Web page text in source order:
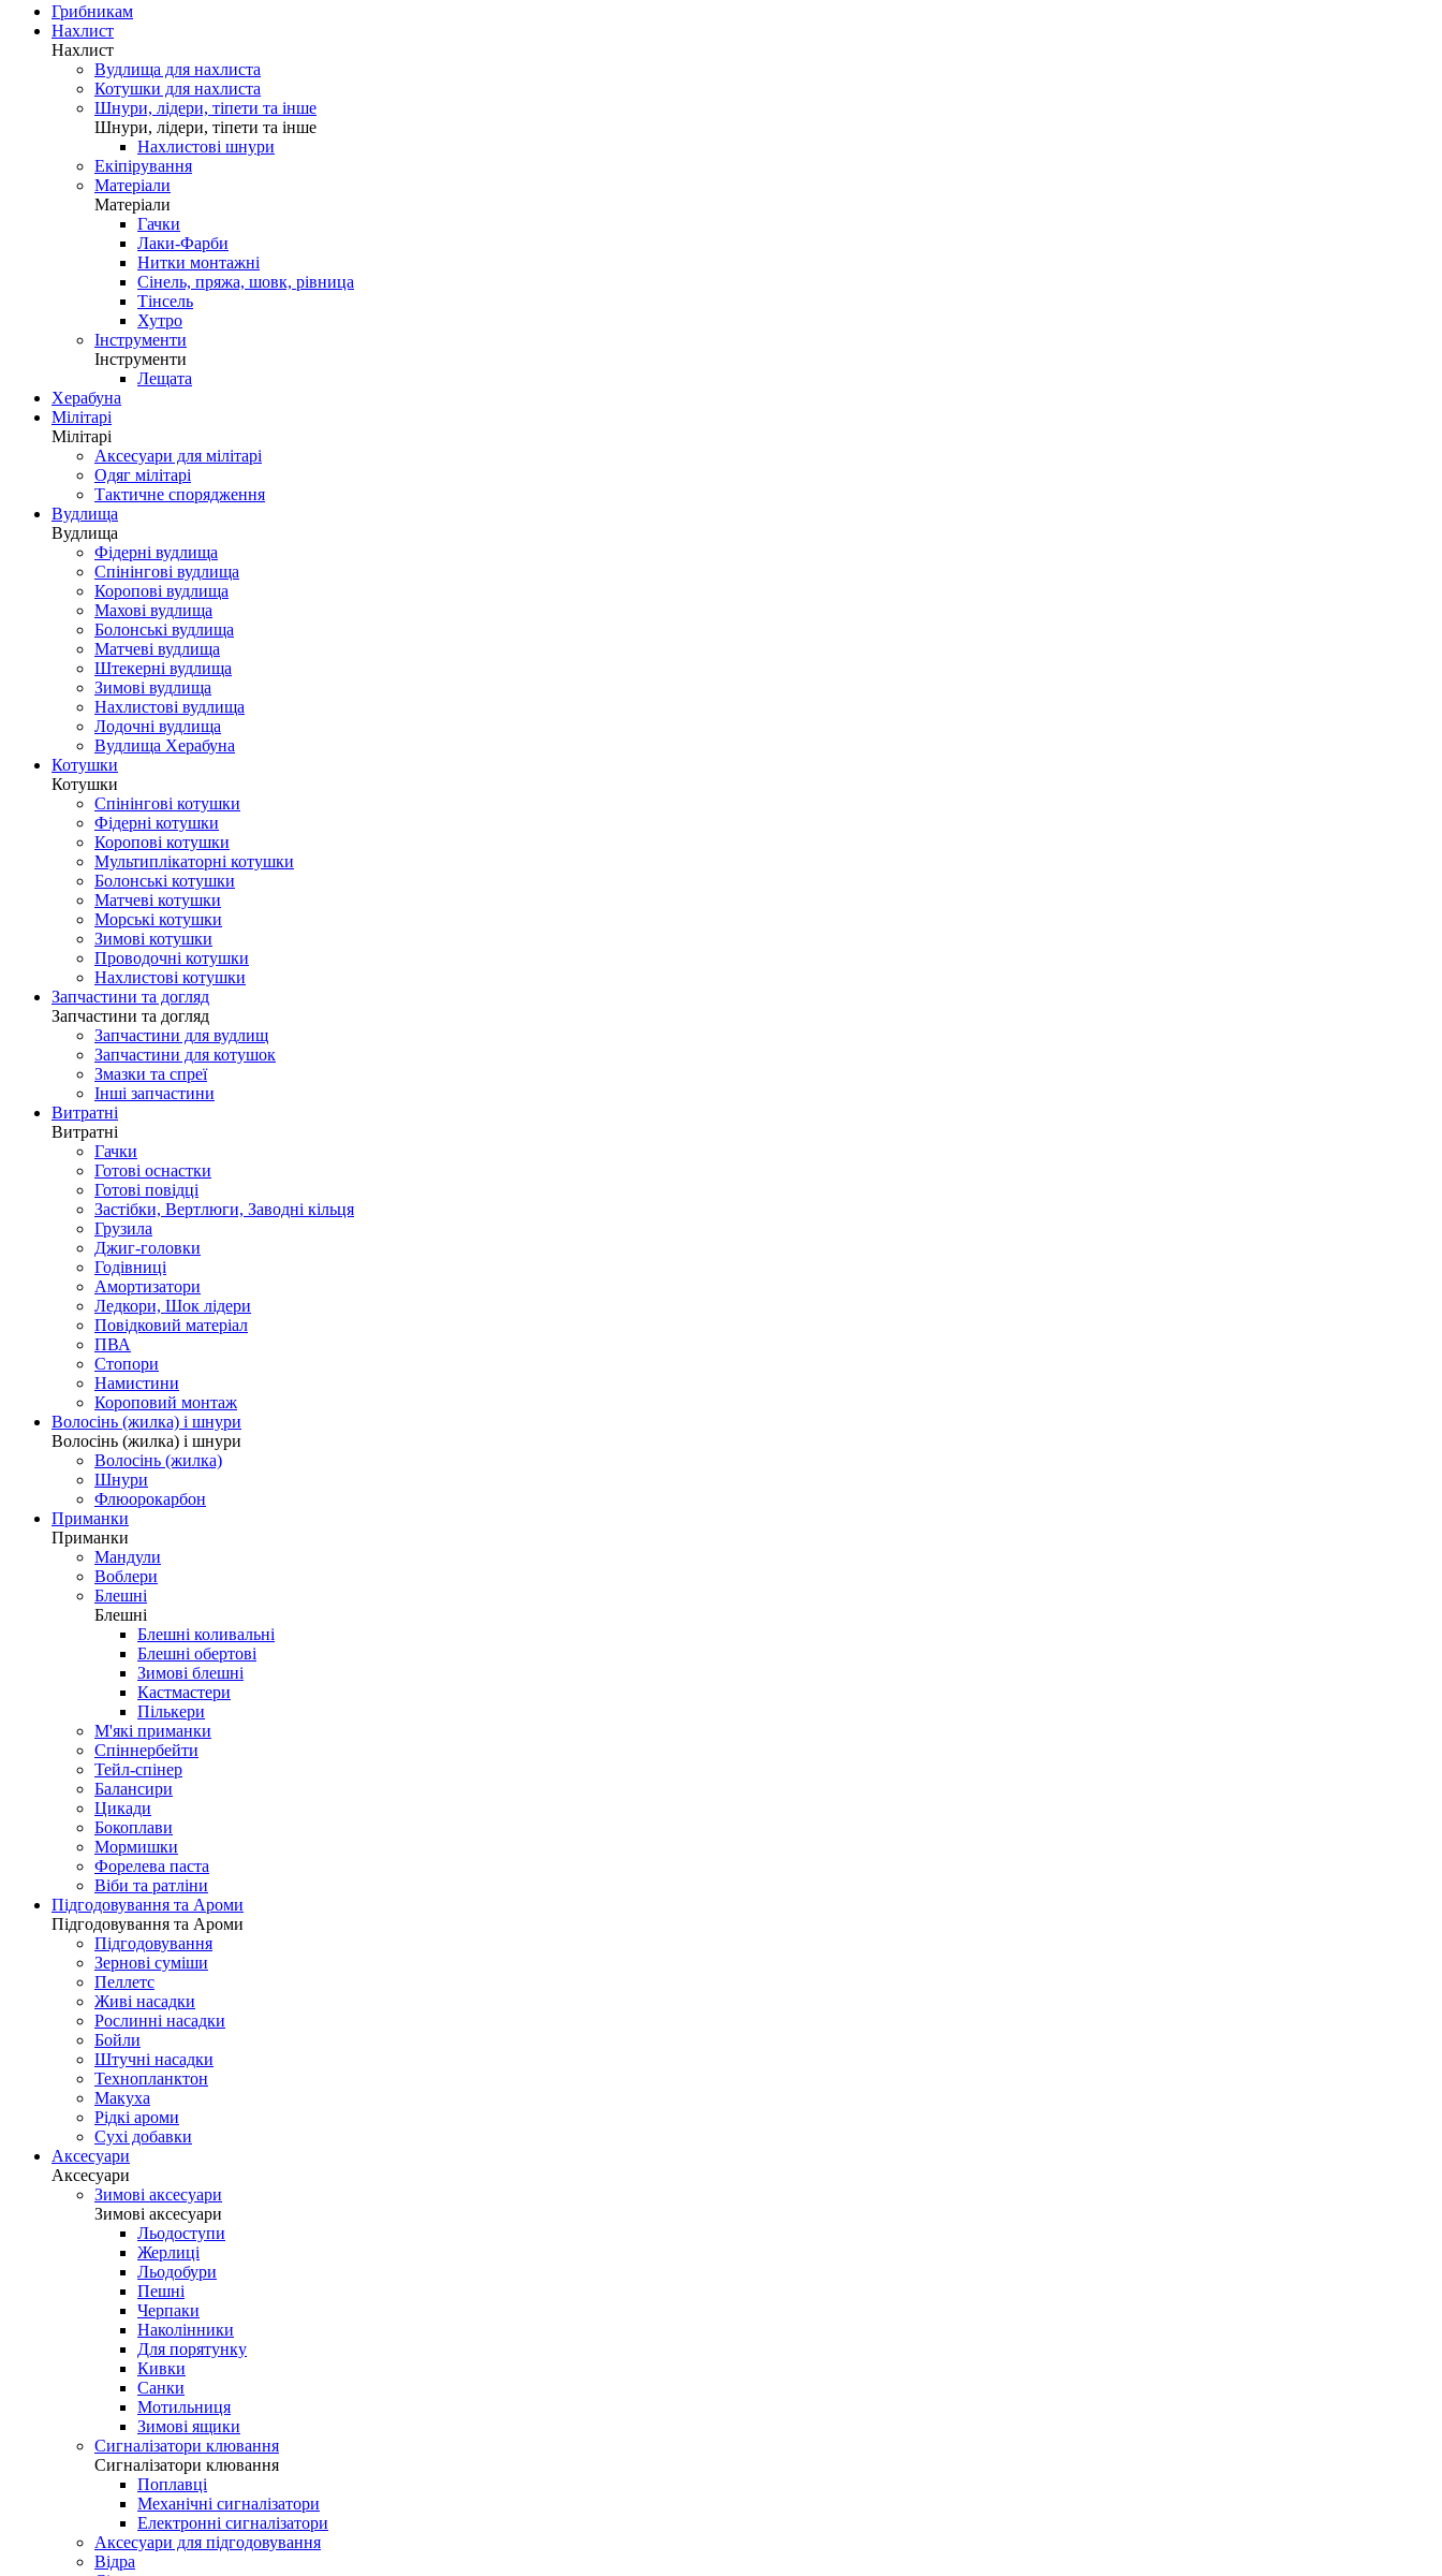
Грибникам
Нахлист
Нахлист
Вудлища для нахлиста
Котушки для нахлиста
Шнури, лідери, тіпети та інше
Шнури, лідери, тіпети та інше
Нахлистові шнури
Екіпірування
Матеріали
Матеріали
Гачки
Лаки-Фарби
Нитки монтажні
Сінель, пряжа, шовк, рівница
Тінсель
Хутро
Інструменти
Інструменти
Лещата
Херабуна
Мілітарі
Мілітарі
Аксесуари для мілітарі
Одяг мілітарі
Тактичне спорядження
Вудлища
Вудлища
Фідерні вудлища
Спінінгові вудлища
Коропові вудлища
Махові вудлища
Болонські вудлища
Матчеві вудлища
Штекерні вудлища
Зимові вудлища
Нахлистові вудлища
Лодочні вудлища
Вудлища Херабуна
Котушки
Котушки
Спінінгові котушки
Фідерні котушки
Коропові котушки
Мультиплікаторні котушки
Болонські котушки
Матчеві котушки
Морські котушки
Зимові котушки
Проводочні котушки
Нахлистові котушки
Запчастини та догляд
Запчастини та догляд
Запчастини для вудлищ
Запчастини для котушок
Змазки та спреї
Інші запчастини
Витратні
Витратні
Гачки
Готові оснастки
Готові повідці
Застібки, Вертлюги, Заводні кільця
Грузила
Джиг-головки
Годівниці
Амортизатори
Ледкори, Шок лідери
Повідковий матеріал
ПВА
Стопори
Намистини
Короповий монтаж
Волосінь (жилка) і шнури
Волосінь (жилка) і шнури
Волосінь (жилка)
Шнури
Флюорокарбон
Приманки
Приманки
Мандули
Воблери
Блешні
Блешні
Блешні коливальні
Блешні обертові
Зимові блешні
Кастмастери
Пількери
М'які приманки
Спіннербейти
Тейл-спінер
Балансири
Цикади
Бокоплави
Мормишки
Форелева паста
Віби та ратліни
Підгодовування та Ароми
Підгодовування та Ароми
Підгодовування
Зернові суміши
Пеллетс
Живі насадки
Рослинні насадки
Бойли
Штучні насадки
Технопланктон
Макуха
Рідкі ароми
Сухі добавки
Аксесуари
Аксесуари
Зимові аксесуари
Зимові аксесуари
Льодоступи
Жерлиці
Льодобури
Пешні
Черпаки
Наколінники
Для порятунку
Кивки
Санки
Мотильниця
Зимові ящики
Сигналізатори клювання
Сигналізатори клювання
Поплавці
Механічні сигналізатори
Електронні сигналізатори
Аксесуари для підгодовування
Відра